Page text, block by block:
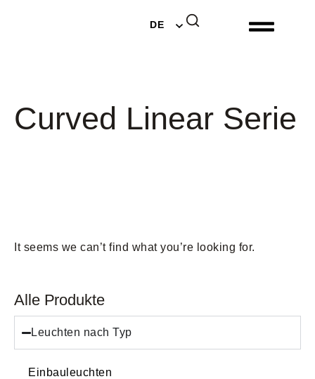
DE
NL
Curved Linear Serie
Alle Produkte
Leuchten nach Typ
Einbauleuchten
It seems we can’t find what you’re looking for.